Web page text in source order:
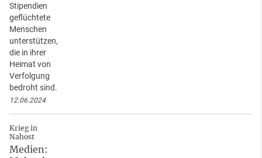
Stipendien
geflüchtete
Menschen
unterstützen,
die in ihrer
Heimat von
Verfolgung
bedroht sind.
12.06.2024
Krieg in
Nahost
Medien: